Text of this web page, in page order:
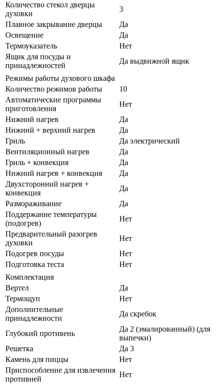
Количество стекол дверцы
духовки
3
Плавное закрывание дверцы
Да
Освещение
Да
Термоуказатель
Нет
Ящик для посуды и
принадлежностей
Да выдвижной ящик
Режимы работы духового шкафа
Количество режимов работы
10
Автоматические программы
приготовления
Нет
Нижний нагрев
Да
Нижний + верхний нагрев
Да
Гриль
Да электрический
Вентиляционный нагрев
Да
Гриль + конвекция
Да
Нижний нагрев + конвекция
Да
Двухсторонний нагрев +
конвекция
Да
Размораживание
Да
Поддержание температуры
(подогрев)
Нет
Предварительный разогрев
духовки
Нет
Подогрев посуды
Нет
Подготовка теста
Нет
Комплектация
Вертел
Да
Термощуп
Нет
Дополнительные
принадлежности
Да скребок
Глубокий противень
Да 2 (эмалированный) (для
выпечки)
Решетка
Да 3
Камень для пиццы
Нет
Приспособление для извлечения
противней
Нет